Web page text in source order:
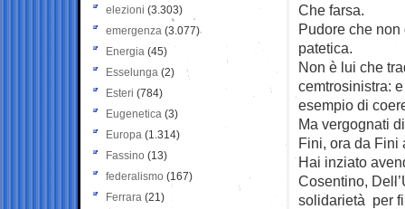
Che farsa.
Pudore che
patetica.
Non è lui che
cemtrosinistra:
esempio di
Ma vergognati
Fini, ora da Fini
Hai inziato
Cosentino,
solidarietà per
elezioni (3.303)
emergenza (3.077)
Energia (45)
Esselunga (2)
Esteri (784)
Eugenetica (3)
Europa (1.314)
Fassino (13)
federalismo (167)
Ferrara (21)